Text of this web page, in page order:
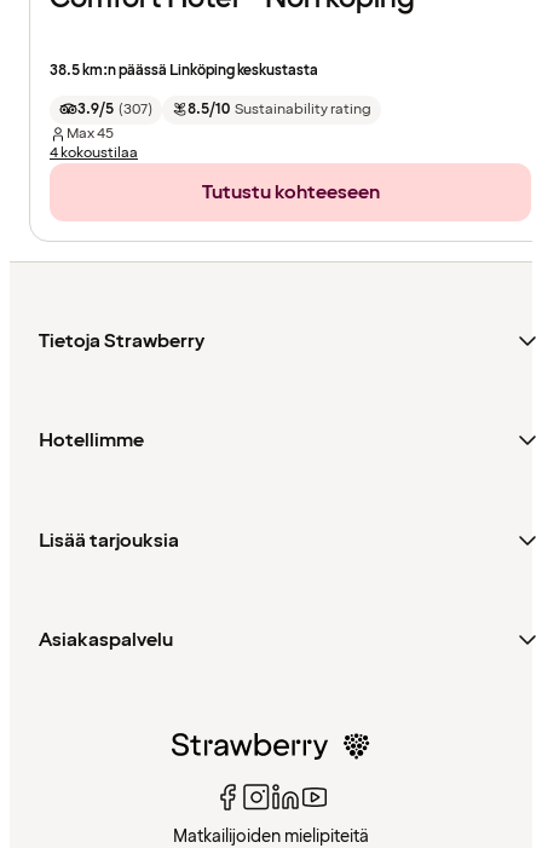
38.5 km:n päässä Linköping keskustasta
3.9/5 (307) 8.5/10 Sustainability rating
Max45
4 kokoustilaa
Tutustu kohteeseen
Tietoja Strawberry
Hotellimme
Lisää tarjouksia
Asiakaspalvelu
Matkailijoiden mielipiteitä